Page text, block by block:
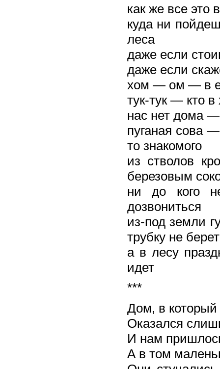
как же все это
куда ни
леса
даже если
даже если
хом ― ом ― в
тук-тук ― кто
нас нет дома
пуганая сова
то знакомого
из стволов
березовым
ни до кого
дозвониться
из-под земли
трубку не берет
а в лесу
идет
***
Дом, в который
Оказался
И нам
А в том